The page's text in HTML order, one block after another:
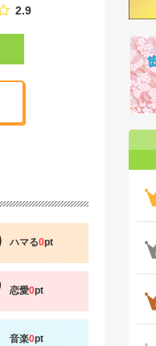
2.9
ハマる0pt
恋愛0pt
音楽0pt